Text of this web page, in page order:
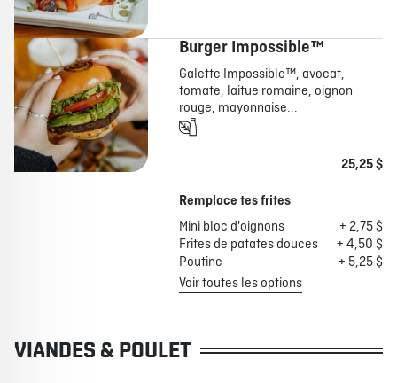
Burger Impossible™
Galette Impossible™, avocat,
tomate, laitue romaine, oignon
rouge, mayonnaise...
25,25 $
Remplace tes frites
Mini bloc d'oignons
+ 2,75 $
Frites de patates douces
+ 4,50 $
Poutine
+ 5,25 $
Voir toutes les options
VIANDES & POULET